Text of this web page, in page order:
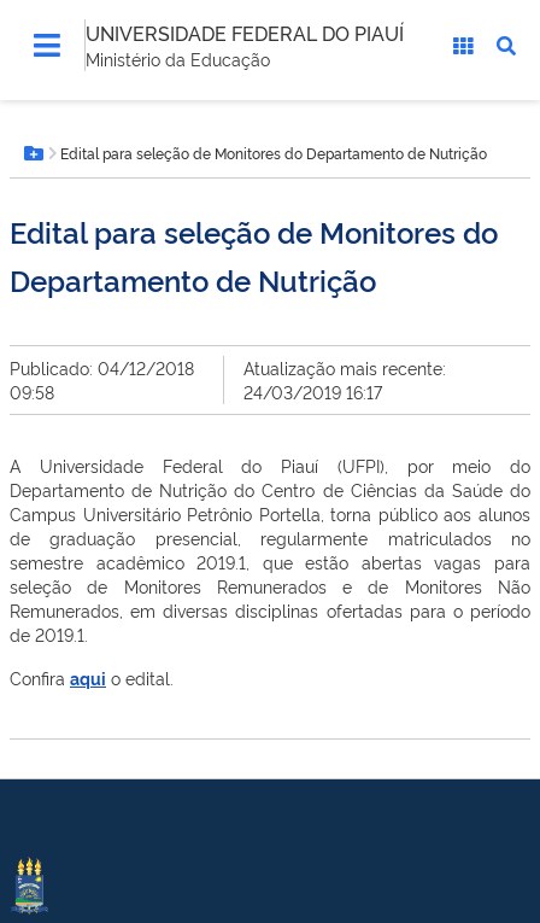
UNIVERSIDADE FEDERAL DO PIAUÍ
Ministério da Educação
está
aqui:Botão Menu
Edital para seleção de Monitores do Departamento de Nutrição
Edital para seleção de Monitores do
Departamento de Nutrição
Publicado: 04/12/2018
09:58
Atualização mais recente:
24/03/2019 16:17
A Universidade Federal do Piauí (UFPI), por meio do
Departamento de Nutrição do Centro de Ciências da Saúde do
Campus Universitário Petrônio Portella, torna público aos alunos
de graduação presencial, regularmente matriculados no
semestre acadêmico 2019.1, que estão abertas vagas para
seleção de Monitores Remunerados e de Monitores Não
Remunerados, em diversas disciplinas ofertadas para o período
de 2019.1.
Confira aqui o edital.